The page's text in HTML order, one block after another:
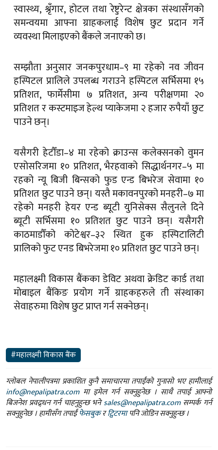
स्वास्थ्य, श्रृँगार, होटल तथा रेष्टुरेन्ट क्षेत्रका संस्थासँगको
समन्वयमा आफ्ना ग्राहकलाई विशेष छुट प्रदान गर्ने
व्यवस्था मिलाइएको बैंकले जनाएको छ।
सम्झौता अनुसार जनकपुरधाम–९ मा रहेको नव जीवन
हस्पिटल प्रालिले उपलब्ध गराउने हस्पिटल सर्भिसमा १५
प्रतिशत, फार्मेसीमा ७ प्रतिशत, अन्य परीक्षणमा २०
प्रतिशत र कस्टमाइज हेल्थ प्याकेजमा २ हजार रुपैयाँ छुट
पाउने छन्।
यसैगरी हेटौँडा–४ मा रहेको क्राउन्स कलेक्सनको वुमन
एसोसरिजमा १० प्रतिशत, भैरहवाको सिद्धार्थनगर–५ मा
रहको न्यू बिजी बिन्सको फुड एन्ड बिभरेज सेवामा १०
प्रतिशत छुट पाउने छन्। यस्तै मकावनपुरको मनहरी–७ मा
रहेको मनहरी हेयर एन्ड ब्यूटी युनिसेक्स सैलुनले दिने
ब्यूटी सर्भिसमा १० प्रतिशत छुट पाउने छन्। यसैगरी
काठमाडौँको कोटेश्वर–३२ स्थित हुक हस्पिटालिटी
प्रालिको फुट एनड बिभरेजमा १० प्रतिशत छुट पाउने छन्।
महालक्ष्मी विकास बैंकका डेविट अथवा क्रेडिट कार्ड तथा
मोबाइल बैंकिङ प्रयोग गर्ने ग्राहकहरुले ती संस्थाका
सेवाहरुमा विशेष छुट प्राप्त गर्न सक्नेछन्।
#महालक्ष्मी विकास बैंक
ग्लोबल नेपालीपत्रमा प्रकाशित कुनै समाचारमा तपाईंको गुनासो भए हामीलाई
info@nepalipatra.comमा इमेल गर्न सक्नुहुनेछ । साथै तपाई आफ्नो
बिजनेश प्रवद्र्धन गर्न चाहनुहुन्छ भनेsales@nepalipatra.comसम्पर्क गर्न
सक्नुहुनेछ । हामीसँग तपाईंफेसबुकरट्विटरमापनि जोडिन सक्नुहुन्छ ।